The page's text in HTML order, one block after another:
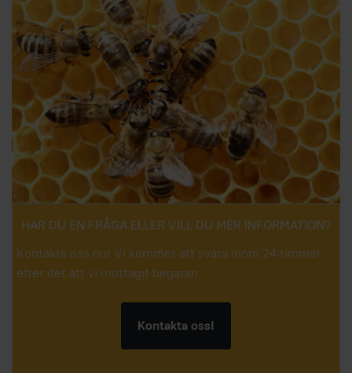
HAR DU EN FRÅGA ELLER VILL DU MER INFORMATION?
Kontakta oss nu! Vi kommer att svara inom 24 timmar
efter det att vi mottagit begäran.
Kontakta oss!